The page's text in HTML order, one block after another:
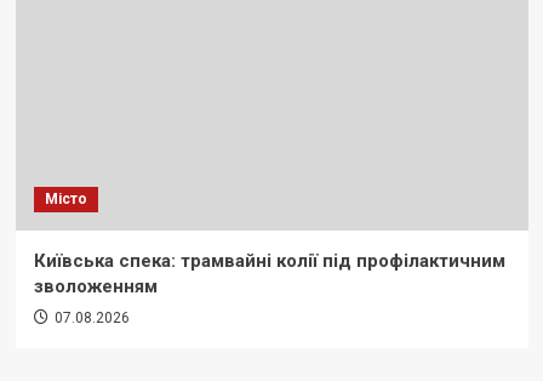
Місто
Київська спека: трамвайні колії під профілактичним
зволоженням
07.08.2026